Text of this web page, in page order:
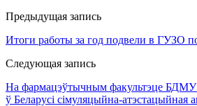
Предыдущая запись
Итоги работы за год подвели в ГУЗО
Следующая запись
На фармацэўтычным факультэце БДМУ
ў Беларусі сімуляцыйна-атэстацыйная